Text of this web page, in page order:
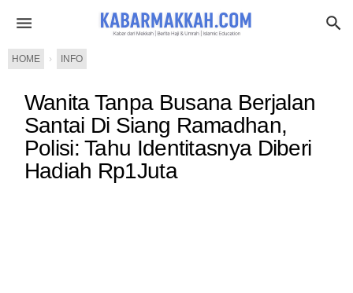
HOME › INFO
Wanita Tanpa Busana Berjalan
Santai Di Siang Ramadhan,
Polisi: Tahu Identitasnya Diberi
Hadiah Rp1Juta